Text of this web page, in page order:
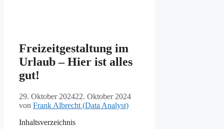
Freizeitgestaltung im
Urlaub – Hier ist alles
gut!
29. Oktober 202422. Oktober 2024
von Frank Albrecht (Data Analyst)
Inhaltsverzeichnis